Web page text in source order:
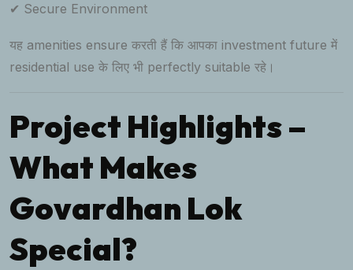
✔ Secure Environment
यह amenities ensure करती हैं कि आपका investment future में
residential use के लिए भी perfectly suitable रहे।
Project Highlights –
What Makes
Govardhan Lok
Special?